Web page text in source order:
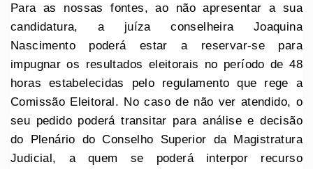
Para as nossas fontes, ao não apresentar a sua
candidatura, a juíza conselheira Joaquina
Nascimento poderá estar a reservar-se para
impugnar os resultados eleitorais no período de 48
horas estabelecidas pelo regulamento que rege a
Comissão Eleitoral. No caso de não ver atendido, o
seu pedido poderá transitar para análise e decisão
do Plenário do Conselho Superior da Magistratura
Judicial, a quem se poderá interpor recurso